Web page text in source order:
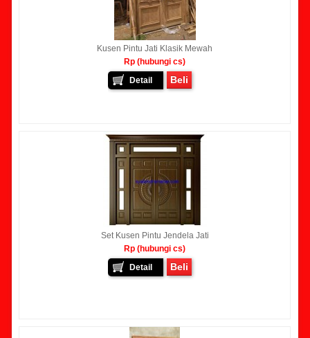
Kusen Pintu Jati Klasik Mewah
Rp (hubungi cs)
Detail
Beli
Set Kusen Pintu Jendela Jati
Rp (hubungi cs)
Detail
Beli